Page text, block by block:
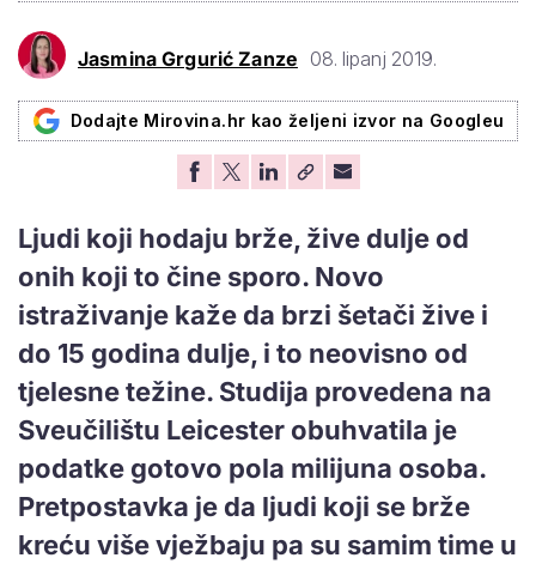
Jasmina Grgurić Zanze 08. lipanj 2019.
Dodajte Mirovina.hr kao željeni izvor na Googleu
Ljudi koji hodaju brže, žive dulje od
onih koji to čine sporo. Novo
istraživanje kaže da brzi šetači žive i
do 15 godina dulje, i to neovisno od
tjelesne težine. Studija provedena na
Sveučilištu Leicester obuhvatila je
podatke gotovo pola milijuna osoba.
Pretpostavka je da ljudi koji se brže
kreću više vježbaju pa su samim time u